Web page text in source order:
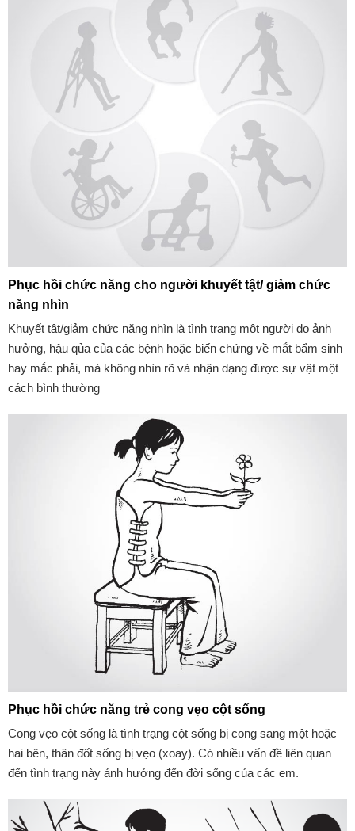
Phục hồi chức năng cho người khuyết tật/ giảm chức
năng nhìn
Khuyết tật/giảm chức năng nhìn là tình trạng một người do ảnh
hưởng, hậu qủa của các bệnh hoặc biến chứng về mắt bẩm sinh
hay mắc phải, mà không nhìn rõ và nhận dạng được sự vật một
cách bình thường
Phục hồi chức năng trẻ cong vẹo cột sống
Cong vẹo cột sống là tình trạng cột sống bị cong sang một hoặc
hai bên, thân đốt sống bị vẹo (xoay). Có nhiều vấn đề liên quan
đến tình trạng này ảnh hưởng đến đời sống của các em.